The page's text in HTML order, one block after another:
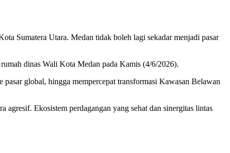
Sumatera Utara. Medan tidak boleh lagi sekadar menjadi pasar
dinas Wali Kota Medan pada Kamis (4/6/2026).
global, hingga mempercepat transformasi Kawasan Belawan
agresif. Ekosistem perdagangan yang sehat dan sinergitas lintas